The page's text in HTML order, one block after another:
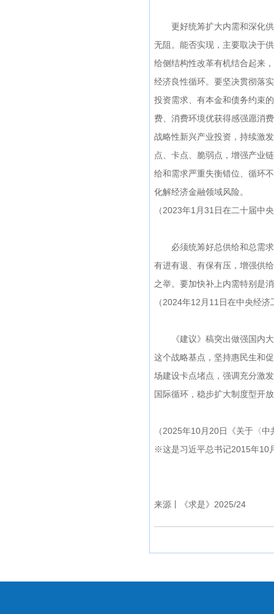
更好统筹扩大内需和深化供
无阻。能否实现，主要取决于
给侧结构性改革有机结合起来
经济良性循环。要坚决贯彻落
投资需求、有本金和债务约束
费、消费环境优获得感强愿消
战略性新兴产业投资，持续激
点、卡点、脆弱点，增强产业
给和需求严重失衡错位、循环
化解经济金融领域风险。
（2023年1月31日在二十届中
必须统筹好总供给和总需求
有进有退、有保有压，增强供
之举。要加快补上内需特别是
（2024年12月11日在中央经
《建议》稿突出做强国内大
这个战略基点，坚持惠民生和
场建设卡点堵点，强调充分激
国际循环，稳步扩大制度型开
（2025年10月20日《关于〈
※这是习近平总书记2015年10
来源丨《求是》2025/24